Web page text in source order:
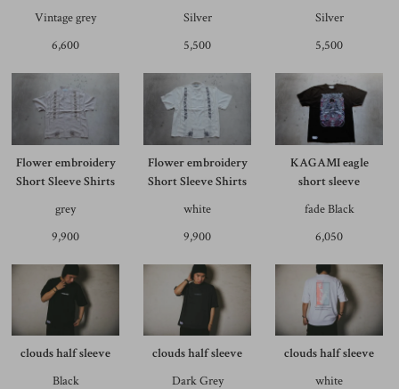
Vintage grey
6,600
Silver
5,500
Silver
5,500
Flower embroidery
Short Sleeve Shirts
grey
9,900
Flower embroidery
Short Sleeve Shirts
white
9,900
KAGAMI eagle
short sleeve
fade Black
6,050
clouds half sleeve
Black
clouds half sleeve
Dark Grey
clouds half sleeve
white